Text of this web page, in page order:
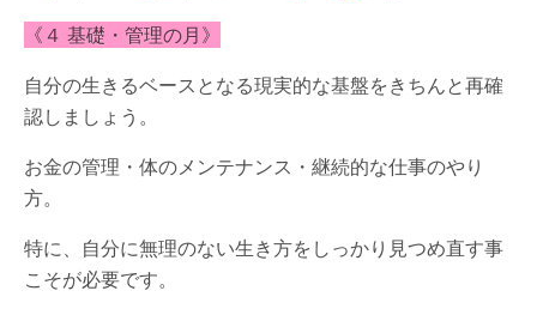
《４ 基礎・管理の月》
自分の生きるベースとなる現実的な基盤をきちんと再確
認しましょう。
お金の管理・体のメンテナンス・継続的な仕事のやり
方。
特に、自分に無理のない生き方をしっかり見つめ直す事
こそが必要です。